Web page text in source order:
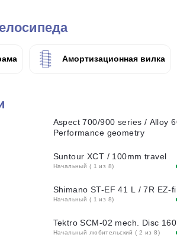
Амортизационная вилка
Aspect 700/900 series / Alloy
Performance geometry
Suntour XCT / 100mm travel
Начальный ( 1 из 8)
Shimano ST-EF 41 L / 7R EZ-
Начальный ( 1 из 8)
Tektro SCM-02 mech. Disc
Начальный любительский ( 2 из 8)